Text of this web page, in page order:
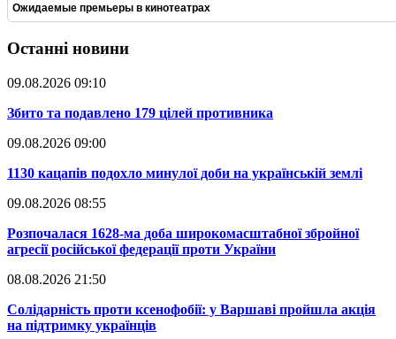
Ожидаемые премьеры в кинотеатрах
Останні новини
09.08.2026 09:10
​Збито та подавлено 179 цілей противника
09.08.2026 09:00
​1130 кацапів подохло минулої доби на українській землі
09.08.2026 08:55
​Розпочалася 1628-ма доба широкомасштабної збройної
агресії російської федерації проти України
08.08.2026 21:50
​Солідарність проти ксенофобії: у Варшаві пройшла акція
на підтримку українців